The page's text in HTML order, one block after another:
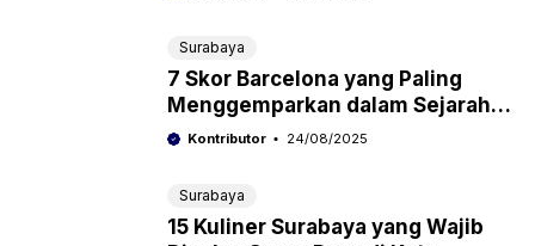
Surabaya
7 Skor Barcelona yang Paling
Menggemparkan dalam Sejarah:
Dari Kemenangan Telak Hingga
Kontributor 24/08/2025
Surabaya
15 Kuliner Surabaya yang Wajib